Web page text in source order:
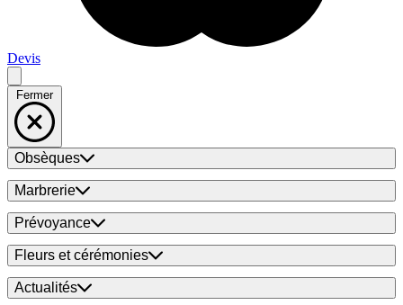
Devis
Fermer
Obsèques
Marbrerie
Prévoyance
Fleurs et cérémonies
Actualités